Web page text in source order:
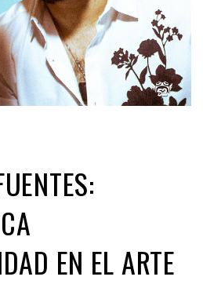
EN EL ARTE